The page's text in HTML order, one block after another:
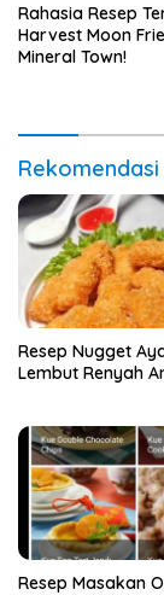
Rahasia Resep
Harvest Moon
Mineral Town!
Resep Nugget
Lembut Renyah
Resep Masakan